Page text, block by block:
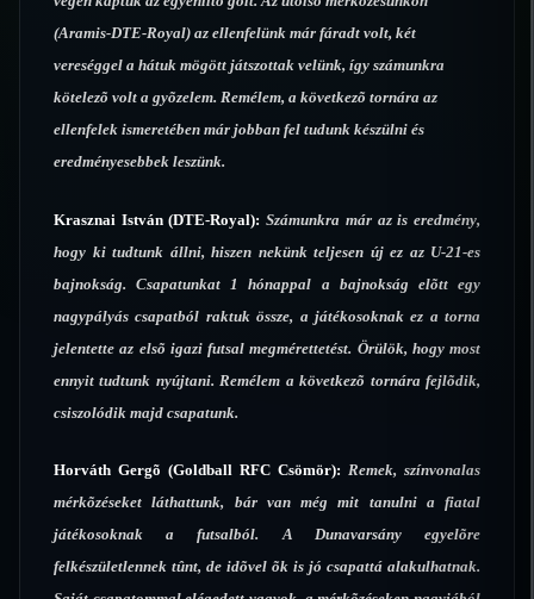
(Aramis-DTE-Royal) az ellenfelünk már fáradt volt, két
vereséggel a hátuk mögött játszottak velünk, így számunkra
kötelezõ volt a gyõzelem. Remélem, a következõ tornára az
ellenfelek ismeretében már jobban fel tudunk készülni és
eredményesebbek leszünk.
Krasznai István (DTE-Royal): Számunkra már az is eredmény,
hogy ki tudtunk állni, hiszen nekünk teljesen új ez az U-21-es
bajnokság. Csapatunkat 1 hónappal a bajnokság elõtt egy
nagypályás csapatból raktuk össze, a játékosoknak ez a torna
jelentette az elsõ igazi futsal megmérettetést. Örülök, hogy most
ennyit tudtunk nyújtani. Remélem a következõ tornára fejlõdik,
csiszolódik majd csapatunk.
Horváth Gergõ (Goldball RFC Csömör): Remek, színvonalas
mérkõzéseket láthattunk, bár van még mit tanulni a fiatal
játékosoknak a futsalból. A Dunavarsány egyelõre
felkészületlennek tûnt, de idõvel õk is jó csapattá alakulhatnak.